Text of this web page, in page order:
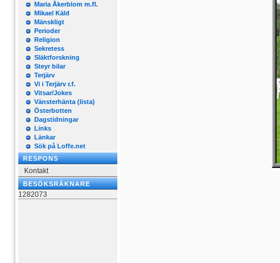
Maria Åkerblom m.fl.
Mikael Käld
Mänskligt
Perioder
Religion
Sekretess
Släktforskning
Steyr bilar
Terjärv
Vi i Terjärv r.f.
Vitsar/Jokes
Vänsterhänta (lista)
Österbotten
Dagstidningar
Links
Länkar
Sök på Loffe.net
RESPONS
Kontakt
BESÖKSRÄKNARE
1282073